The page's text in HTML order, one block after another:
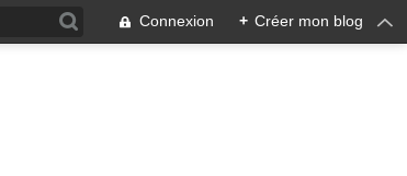
Connexion + Créer mon blog